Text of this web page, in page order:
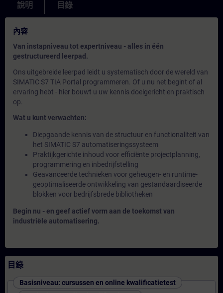
說明 目錄
內容
Van instapniveau tot expertniveau - alles in één
gestructureerd leerpad.
Ons uitgebreide leerpad leidt u systematisch door de wereld van
SIMATIC S7 TIA Portal programmeren. Of u nu net begint of al
ervaring hebt - hier bouwt u uw kennis doelgericht en praktisch
op.
Wat u kunt verwachten:
Diepgaande kennis van de structuur en functionaliteit van
het SIMATIC S7 automatiseringssysteem
Praktijkgerichte inhoud voor efficiënte projectplanning,
programmering en inbedrijfstelling
Geavanceerde technieken voor geheugen- en runtime-
geoptimaliseerde ontwikkeling van gestandaardiseerde
blokken voor bedrijfsbrede bibliotheken
Begin nu - en geef actief vorm aan de toekomst van
industriële automatisering.
目錄
Basisniveau: cursussen en online kwalificatietest